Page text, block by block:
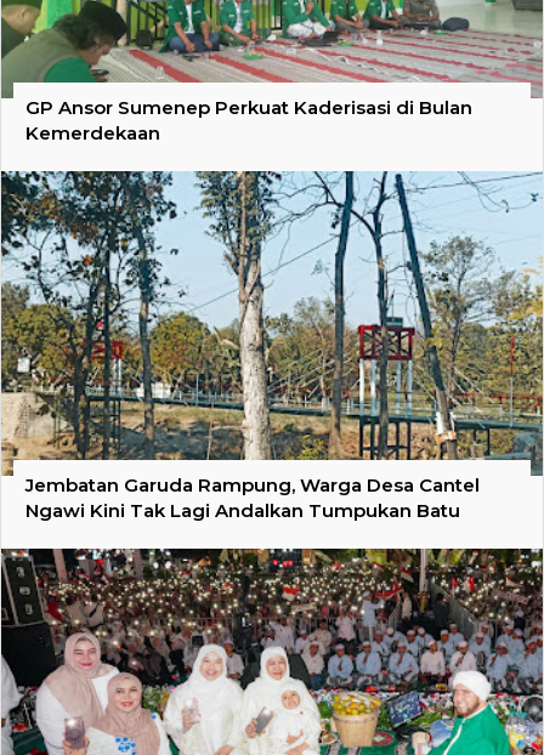
GP Ansor Sumenep Perkuat Kaderisasi di Bulan
Kemerdekaan
Jembatan Garuda Rampung, Warga Desa Cantel
Ngawi Kini Tak Lagi Andalkan Tumpukan Batu